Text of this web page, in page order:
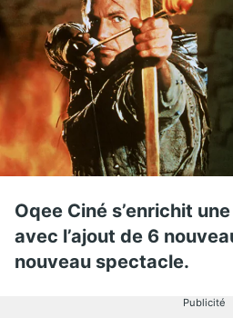
Oqee Ciné s’enrichit
avec l’ajout de 6
nouveau spectacle.
Publicité